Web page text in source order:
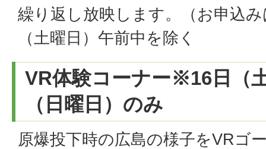
繰り返し放映します。（お申込
（土曜日）午前中を除く
VR体験コーナー※16日（
（日曜日）のみ
原爆投下時の広島の様子をVRゴ